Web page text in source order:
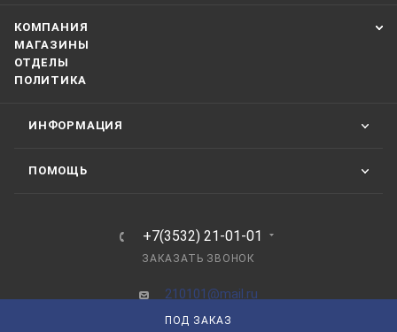
ПОД ЗАКАЗ
КОМПАНИЯ
МАГАЗИНЫ
ОТДЕЛЫ
ПОЛИТИКА
ИНФОРМАЦИЯ
ПОМОЩЬ
+7(3532) 21-01-01
ЗАКАЗАТЬ ЗВОНОК
210101@mail.ru